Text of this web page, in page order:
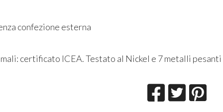
confezione esterna
certificato ICEA. Testato al Nickel e 7 metalli pesanti